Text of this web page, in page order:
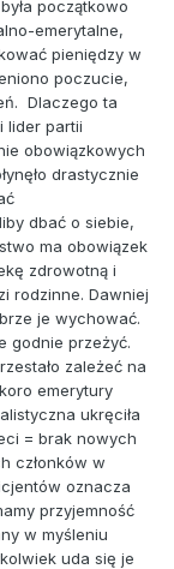
początkowo
emerytalne,
pieniędzy w
poczucie,
Dlaczego ta
lider partii
obowiązkowych
drastycznie
dbać o siebie,
ma obowiązek
zdrowotną i
rodzinne. Dawniej
je wychować.
godnie przeżyć.
zależeć na
emerytury
ukręciła
= brak nowych
członków w
oznacza
przyjemność
w myśleniu
uda się je